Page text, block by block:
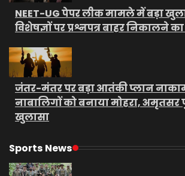
NEET-UG पेपर लीक मामले में बड़ा
विशेषज्ञों पर प्रश्नपत्र बाहर निकालने
जंतर-मंतर पर बड़ा आतंकी प्लान
नाबालिगों को बनाया मोहरा, अमृतसर
खुलासा
Sports News